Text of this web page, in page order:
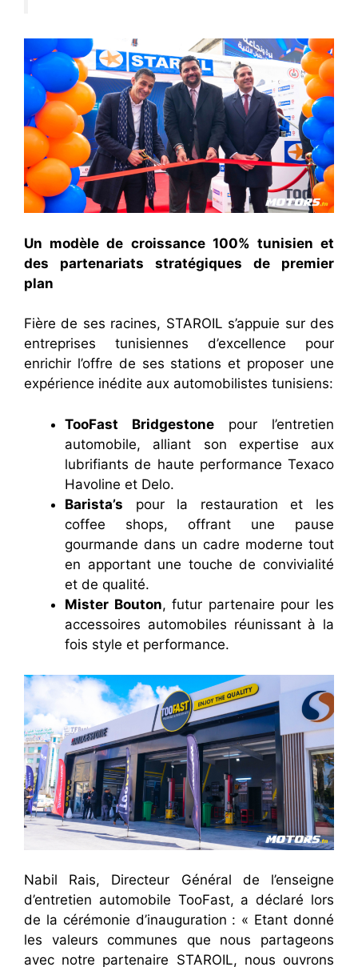
Un modèle de croissance 100% tunisien et
des partenariats stratégiques de premier
plan
Fière de ses racines, STAROIL s’appuie sur des
entreprises tunisiennes d’excellence pour
enrichir l’offre de ses stations et proposer une
expérience inédite aux automobilistes tunisiens:
TooFast Bridgestone pour l’entretien
automobile, alliant son expertise aux
lubrifiants de haute performance Texaco
Havoline et Delo.
Barista’s pour la restauration et les
coffee shops, offrant une pause
gourmande dans un cadre moderne tout
en apportant une touche de convivialité
et de qualité.
Mister Bouton, futur partenaire pour les
accessoires automobiles réunissant à la
fois style et performance.
Nabil Rais, Directeur Général de l’enseigne
d’entretien automobile TooFast, a déclaré lors
de la cérémonie d’inauguration : « Etant donné
les valeurs communes que nous partageons
avec notre partenaire STAROIL, nous ouvrons